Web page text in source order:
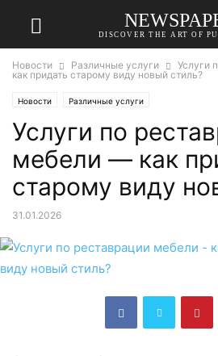
DISCOVER THE ART OF
Новости Различные услуги
Услуги
как придать старому виду новый стиль?
Новости Различные услуги
Услуги по
мебели — как
старому виду
31.01.2026